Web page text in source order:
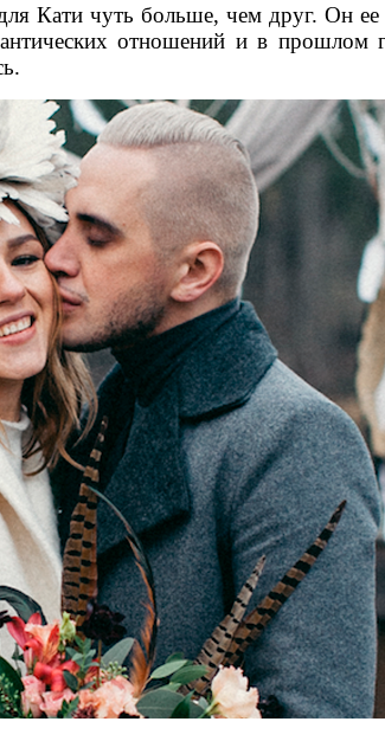
Кати чуть больше, чем друг. Он
отношений и в прошлом